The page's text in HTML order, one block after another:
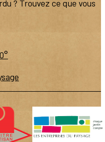
? Trouvez ce que vous